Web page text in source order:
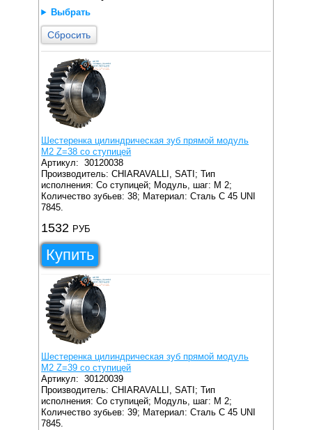
Выбрать
Сбросить
Шестеренка цилиндрическая зуб прямой модуль
M2 Z=38 со ступицей
Артикул:30120038
Производитель: CHIARAVALLI, SATI; Тип
исполнения: Со ступицей; Модуль, шаг: M 2;
Количество зубьев: 38; Материал: Сталь C 45 UNI
7845.
1532 РУБ
Купить
Шестеренка цилиндрическая зуб прямой модуль
M2 Z=39 со ступицей
Артикул:30120039
Производитель: CHIARAVALLI, SATI; Тип
исполнения: Со ступицей; Модуль, шаг: M 2;
Количество зубьев: 39; Материал: Сталь C 45 UNI
7845.